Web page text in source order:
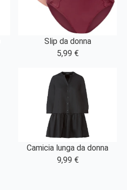
Slip da donna
5,99 €
Camicia lunga da donna
9,99 €